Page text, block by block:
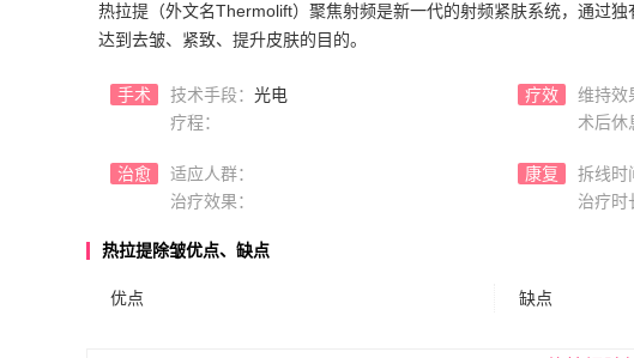
热拉提（外文名Thermolift）聚焦射频是新一代的射频紧肤系统，通过
达到去皱、紧致、提升皮肤的目的。
手术 技术手段： 光电
疗程：
疗效
维持效
术后休
治愈
适应人群：
治疗效果：
康复
拆线时
治疗时
热拉提除皱优点、缺点
优点 缺点